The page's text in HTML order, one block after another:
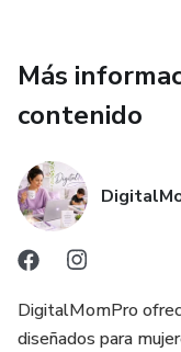
Más
contenido
DigitalMomPro
diseñados para